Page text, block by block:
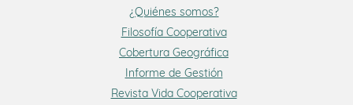
¿Quiénes somos?
Filosofía Cooperativa
Cobertura Geográfica
Informe de Gestión
Revista Vida Cooperativa